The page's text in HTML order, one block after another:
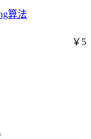
算法
￥5